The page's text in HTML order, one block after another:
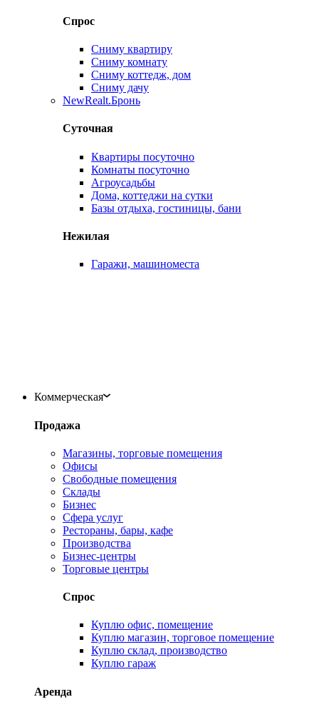
Спрос
Сниму квартиру
Сниму комнату
Сниму коттедж, дом
Сниму дачу
NewRealt.Бронь
Суточная
Квартиры посуточно
Комнаты посуточно
Агроусадьбы
Дома, коттеджи на сутки
Базы отдыха, гостиницы, бани
Нежилая
Гаражи, машиноместа
Коммерческая
Продажа
Магазины, торговые помещения
Офисы
Свободные помещения
Склады
Бизнес
Сфера услуг
Рестораны, бары, кафе
Производства
Бизнес-центры
Торговые центры
Спрос
Куплю офис, помещение
Куплю магазин, торговое помещение
Куплю склад, производство
Куплю гараж
Аренда